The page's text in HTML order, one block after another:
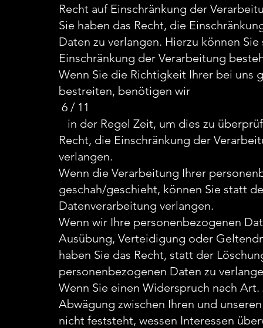
Recht auf Einschränkung der
Sie haben das Recht, die
Daten zu verlangen. Hierzu können
Einschränkung der Verarbeitung
Wenn Sie die Richtigkeit Ihrer bei uns
bestreiten, benötigen wir
6 / 11
in der Regel Zeit, um dies zu
Recht, die Einschränkung der
verlangen.
Wenn die Verarbeitung Ihrer
geschah/geschieht, können Sie statt
Datenverarbeitung verlangen.
Wenn wir Ihre personenbezogenen
Ausübung, Verteidigung oder
haben Sie das Recht, statt der
personenbezogenen Daten zu
Wenn Sie einen Widerspruch nach
Abwägung zwischen Ihren und
nicht feststeht, wessen Interessen